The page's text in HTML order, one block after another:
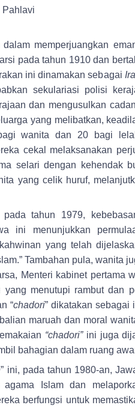
Pahlavi
memperjuangkan
pada tahun 1910 dan
ini dinamakan sebagai
sekulariasi polisi
dan mengusulkan
yang melibatkan,
wanita dan 20 bagi
cekal melaksanakan
selari dengan kehendak
yang celik huruf,
tahun 1979,
ini menunjukkan
yang telah
Tambahan pula, wanita
Menteri kabinet pertama
menutupi rambut dan
“chadori” dikatakan sebagai
maruah dan moral
“chadori”ini juga
bahagian dalam ruang
” ini, pada tahun 1980-an,
Islam dan
berfungsi untuk